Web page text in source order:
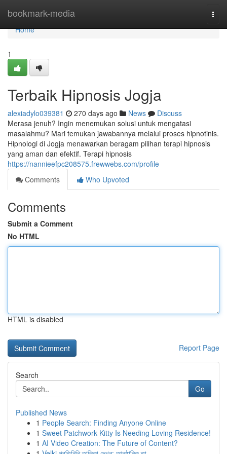
bookmark-media
Home
Home
1
Terbaik Hipnosis Jogja
alexiadylo039381 270 days ago News
Discuss
Merasa jenuh? Ingin menemukan solusi untuk mengatasi
masalahmu? Mari temukan jawabannya melalui proses hipnotinis.
Hipnologi di Jogja menawarkan beragam pilihan terapi hipnosis
yang aman dan efektif. Terapi hipnosis
https://nannieefpc208575.frewwebs.com/profile
Comments
Who Upvoted
Comments
Submit a Comment
No HTML
HTML is disabled
Report Page
Search
Go
Published News
1 People Search: Finding Anyone Online
1 Sweet Patchwork Kitty Is Needing Loving Residence!
1 AI Video Creation: The Future of Content?